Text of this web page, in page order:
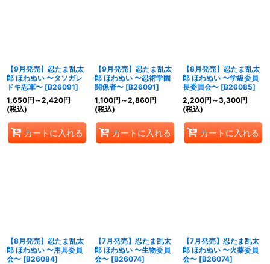
【9月発売】忍たま乱太
郎 ほわぬい 〜タソガレ
ドキ忍軍〜 [B26091]
1,650円 ～2,420円
(税込)
カートに入れる
【9月発売】忍たま乱太
郎 ほわぬい 〜忍術学園
関係者〜 [B26091]
1,100円 ～2,860円
(税込)
カートに入れる
【8月発売】忍たま乱太
郎 ほわぬい 〜学級委員
長委員会〜 [B26085]
2,200円 ～3,300円
(税込)
カートに入れる
【8月発売】忍たま乱太
郎 ほわぬい 〜用具委員
会〜 [B26084]
【7月発売】忍たま乱太
郎 ほわぬい 〜生物委員
会〜 [B26074]
【7月発売】忍たま乱太
郎 ほわぬい 〜火薬委員
会〜 [B26074]